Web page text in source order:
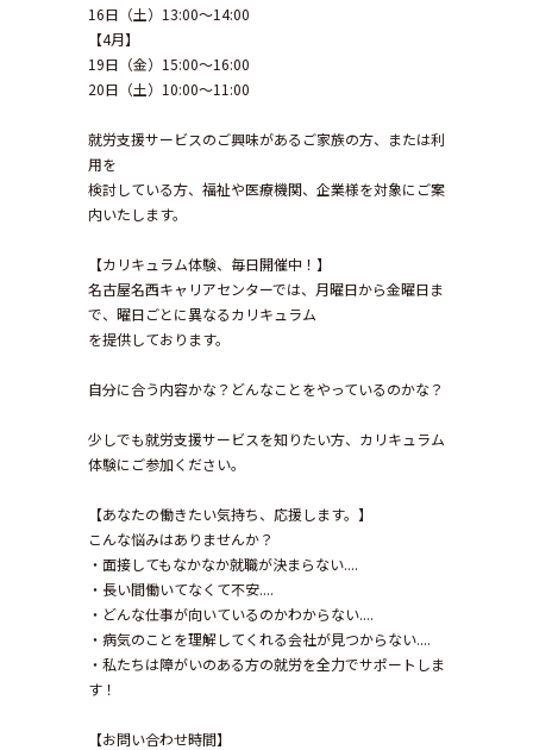
16日（土）13:00～14:00
【4月】
19日（金）15:00～16:00
20日（土）10:00～11:00
就労支援サービスのご興味があるご家族の方、または利
用を
検討している方、福祉や医療機関、企業様を対象にご案
内いたします。
【カリキュラム体験、毎日開催中！】
名古屋名西キャリアセンターでは、月曜日から金曜日ま
で、曜日ごとに異なるカリキュラム
を提供しております。
自分に合う内容かな？どんなことをやっているのかな？
少しでも就労支援サービスを知りたい方、カリキュラム
体験にご参加ください。
【あなたの働きたい気持ち、応援します。】
こんな悩みはありませんか？
・面接してもなかなか就職が決まらない....
・長い間働いてなくて不安....
・どんな仕事が向いているのかわからない....
・病気のことを理解してくれる会社が見つからない....
・私たちは障がいのある方の就労を全力でサポートしま
す！
【お問い合わせ時間】